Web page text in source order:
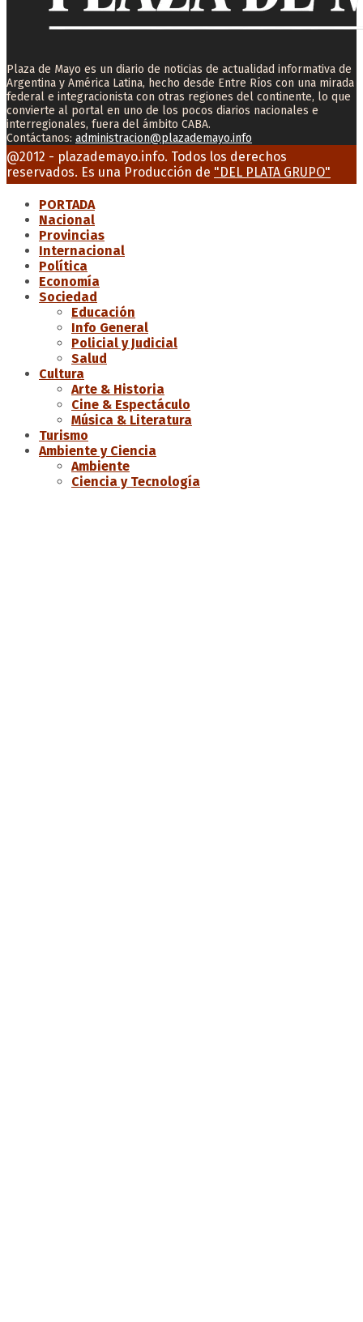
Plaza de Mayo es un diario de noticias de actualidad informativa de
Argentina y América Latina, hecho desde Entre Ríos con una mirada
federal e integracionista con otras regiones del continente, lo que
convierte al portal en uno de los pocos diarios nacionales e
interregionales, fuera del ámbito CABA.
Contáctanos: administracion@plazademayo.info
Facebook
Twitter
Instagram
Youtube
Email
@2012 - plazademayo.info. Todos los derechos
reservados. Es una Producción de "DEL PLATA GRUPO"
PORTADA
Nacional
Provincias
Internacional
Política
Economía
Sociedad
Educación
Info General
Policial y Judicial
Salud
Cultura
Arte & Historia
Cine & Espectáculo
Música & Literatura
Turismo
Ambiente y Ciencia
Ambiente
Ciencia y Tecnología